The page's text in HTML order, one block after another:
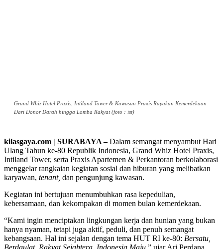
Grand Whiz Hotel Praxis, Intiland Tower & Kawasan Praxis Rayakan Kemerdekaan
Dari Donor Darah hingga Lomba Rakyat (foto : ist)
kilasgaya.com | SURABAYA –Dalam semangat menyambut Hari
Ulang Tahun ke-80 Republik Indonesia, Grand Whiz Hotel Praxis,
Intiland Tower, serta Praxis Apartemen & Perkantoran berkolaborasi
menggelar rangkaian kegiatan sosial dan hiburan yang melibatkan
karyawan, tenant, dan pengunjung kawasan.
Kegiatan ini bertujuan menumbuhkan rasa kepedulian,
kebersamaan, dan kekompakan di momen bulan kemerdekaan.
“Kami ingin menciptakan lingkungan kerja dan hunian yang bukan
hanya nyaman, tetapi juga aktif, peduli, dan penuh semangat
kebangsaan. Hal ini sejalan dengan tema HUT RI ke-80: Bersatu,
Berdaulat, Rakyat Sejahtera, Indonesia Maju,” ujar Ari Perdana,